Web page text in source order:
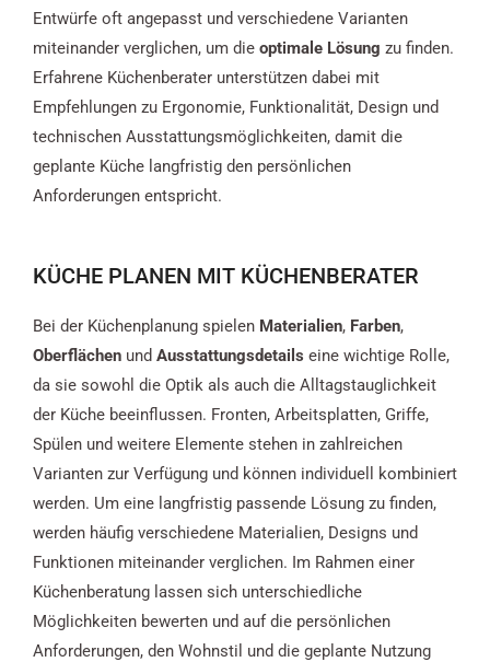
Entwürfe oft angepasst und verschiedene Varianten
miteinander verglichen, um die optimale Lösung zu finden.
Erfahrene Küchenberater unterstützen dabei mit
Empfehlungen zu Ergonomie, Funktionalität, Design und
technischen Ausstattungsmöglichkeiten, damit die
geplante Küche langfristig den persönlichen
Anforderungen entspricht.
KÜCHE PLANEN MIT KÜCHENBERATER
Bei der Küchenplanung spielen Materialien, Farben,
Oberflächen und Ausstattungsdetails eine wichtige Rolle,
da sie sowohl die Optik als auch die Alltagstauglichkeit
der Küche beeinflussen. Fronten, Arbeitsplatten, Griffe,
Spülen und weitere Elemente stehen in zahlreichen
Varianten zur Verfügung und können individuell kombiniert
werden. Um eine langfristig passende Lösung zu finden,
werden häufig verschiedene Materialien, Designs und
Funktionen miteinander verglichen. Im Rahmen einer
Küchenberatung lassen sich unterschiedliche
Möglichkeiten bewerten und auf die persönlichen
Anforderungen, den Wohnstil und die geplante Nutzung